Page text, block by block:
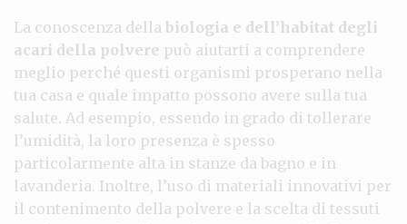
La conoscenza della biologia e dell’habitat degli
acari della polvere può aiutarti a comprendere
meglio perché questi organismi prosperano nella
tua casa e quale impatto possono avere sulla tua
salute. Ad esempio, essendo in grado di tollerare
l’umidità, la loro presenza è spesso
particolarmente alta in stanze da bagno e in
lavanderia. Inoltre, l’uso di materiali innovativi per
il contenimento della polvere e la scelta di tessuti